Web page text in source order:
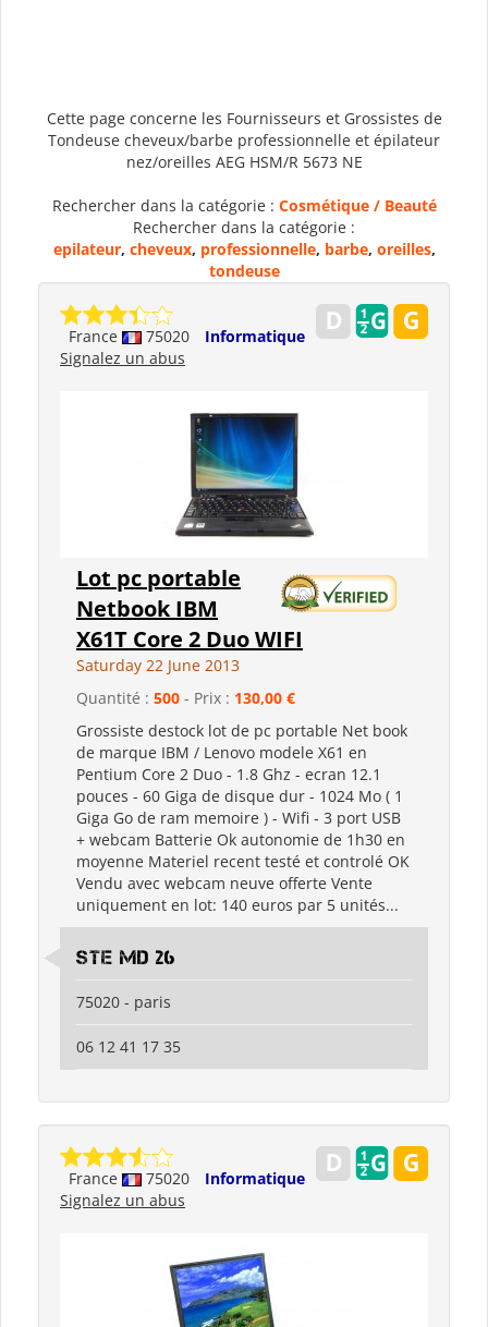
Cette page concerne les Fournisseurs et Grossistes de
Tondeuse cheveux/barbe professionnelle et épilateur
nez/oreilles AEG HSM/R 5673 NE
Rechercher dans la catégorie : Cosmétique / Beauté
Rechercher dans la catégorie :
epilateur, cheveux, professionnelle, barbe, oreilles,
tondeuse
France 75020
Informatique
Signalez un abus
Lot pc portable
Netbook IBM
X61T Core 2 Duo WIFI
Saturday 22 June 2013
Quantité : 500 - Prix : 130,00 €
Grossiste destock lot de pc portable Net book
de marque IBM / Lenovo modele X61 en
Pentium Core 2 Duo - 1.8 Ghz - ecran 12.1
pouces - 60 Giga de disque dur - 1024 Mo ( 1
Giga Go de ram memoire ) - Wifi - 3 port USB
+ webcam Batterie Ok autonomie de 1h30 en
moyenne Materiel recent testé et controlé OK
Vendu avec webcam neuve offerte Vente
uniquement en lot: 140 euros par 5 unités...
Ste md 26
75020 - paris
06 12 41 17 35
France 75020
Informatique
Signalez un abus